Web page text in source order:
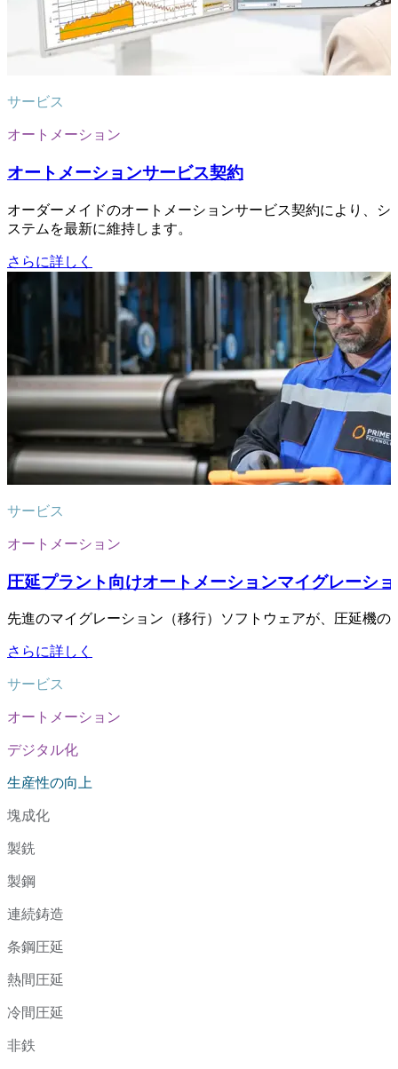
サービス
オートメーション
オートメーションサービス契約
オーダーメイドのオートメーションサービス契約により、
ステムを最新に維持します。
さらに詳しく
サービス
オートメーション
圧延プラント向けオートメーションマイグレーシ
先進のマイグレーション（移行）ソフトウェアが、圧延機
さらに詳しく
サービス
オートメーション
デジタル化
生産性の向上
塊成化
製銑
製鋼
連続鋳造
条鋼圧延
熱間圧延
冷間圧延
非鉄